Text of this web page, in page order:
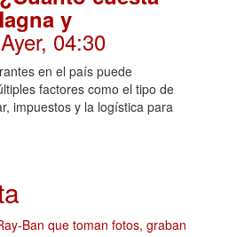
y
04:30
en el país puede
factores como el tipo de
impuestos y la logística para